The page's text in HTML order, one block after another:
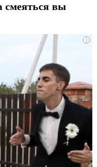
смеяться вы
i